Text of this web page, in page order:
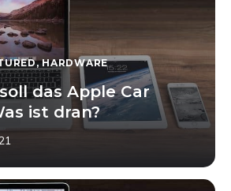
,HARDWARE
das Apple Car
ist dran?